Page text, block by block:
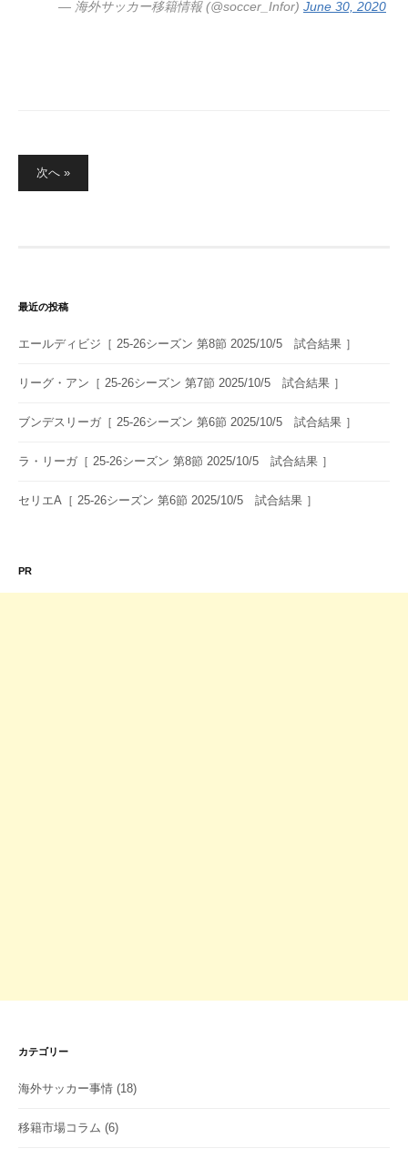
— 海外サッカー移籍情報 (@soccer_Infor) June 30, 2020
稿
送
次へ »
最近の投稿
エールディビジ［ 25-26シーズン 第8節 2025/10/5 試合結果 ］
リーグ・アン［ 25-26シーズン 第7節 2025/10/5 試合結果 ］
ブンデスリーガ［ 25-26シーズン 第6節 2025/10/5 試合結果 ］
ラ・リーガ［ 25-26シーズン 第8節 2025/10/5 試合結果 ］
セリエA［ 25-26シーズン 第6節 2025/10/5 試合結果 ］
PR
カテゴリー
海外サッカー事情 (18)
移籍市場コラム (6)